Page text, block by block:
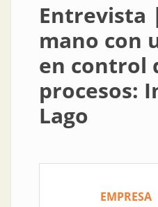
Entrevista
mano con
en control
procesos:
Lago
EMPRESA